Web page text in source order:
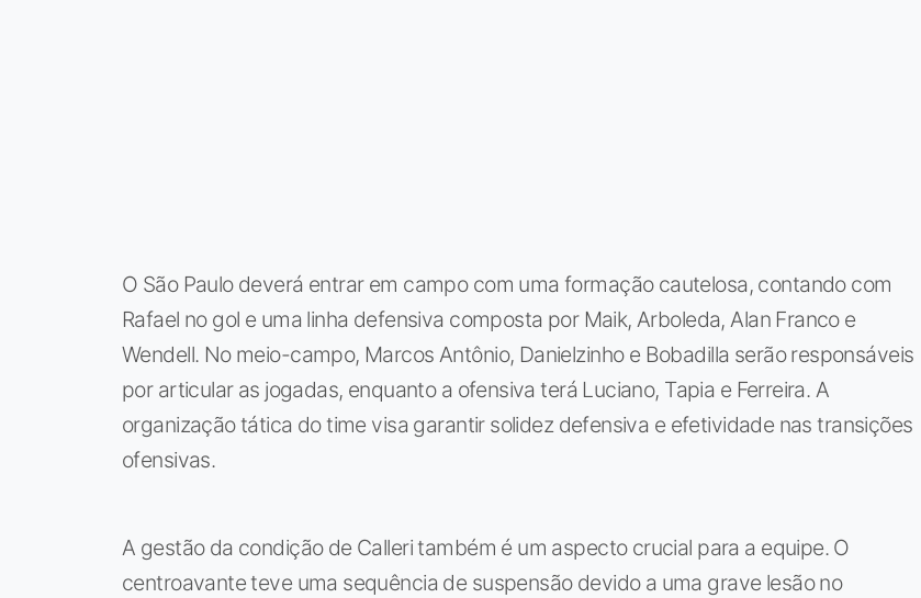
O São Paulo deverá entrar em campo com uma formação cautelosa, contando com
Rafael no gol e uma linha defensiva composta por Maik, Arboleda, Alan Franco e
Wendell. No meio-campo, Marcos Antônio, Danielzinho e Bobadilla serão responsáveis
por articular as jogadas, enquanto a ofensiva terá Luciano, Tapia e Ferreira. A
organização tática do time visa garantir solidez defensiva e efetividade nas transições
ofensivas.
A gestão da condição de Calleri também é um aspecto crucial para a equipe. O
centroavante teve uma sequência de suspensão devido a uma grave lesão no